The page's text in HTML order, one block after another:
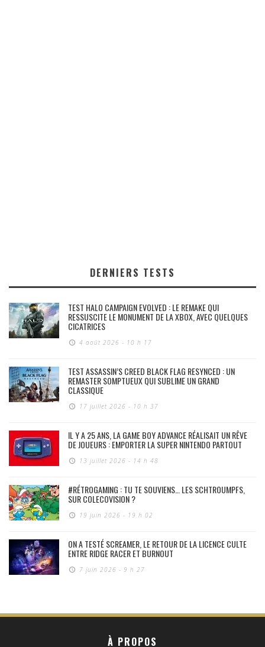
DERNIERS TESTS
TEST HALO CAMPAIGN EVOLVED : LE REMAKE QUI
RESSUSCITE LE MONUMENT DE LA XBOX, AVEC QUELQUES
CICATRICES
4 août 2026 - 10 h 17
TEST ASSASSIN’S CREED BLACK FLAG RESYNCED : UN
REMASTER SOMPTUEUX QUI SUBLIME UN GRAND
CLASSIQUE
17 juillet 2026 - 10 h 37
IL Y A 25 ANS, LA GAME BOY ADVANCE RÉALISAIT UN RÊVE
DE JOUEURS : EMPORTER LA SUPER NINTENDO PARTOUT
13 juillet 2026 - 14 h 48
#RÉTROGAMING : TU TE SOUVIENS… LES SCHTROUMPFS,
SUR COLECOVISION ?
19 juin 2026 - 19 h 02
ON A TESTÉ SCREAMER, LE RETOUR DE LA LICENCE CULTE
ENTRE RIDGE RACER ET BURNOUT
7 juin 2026 - 9 h 27
À PROPOS